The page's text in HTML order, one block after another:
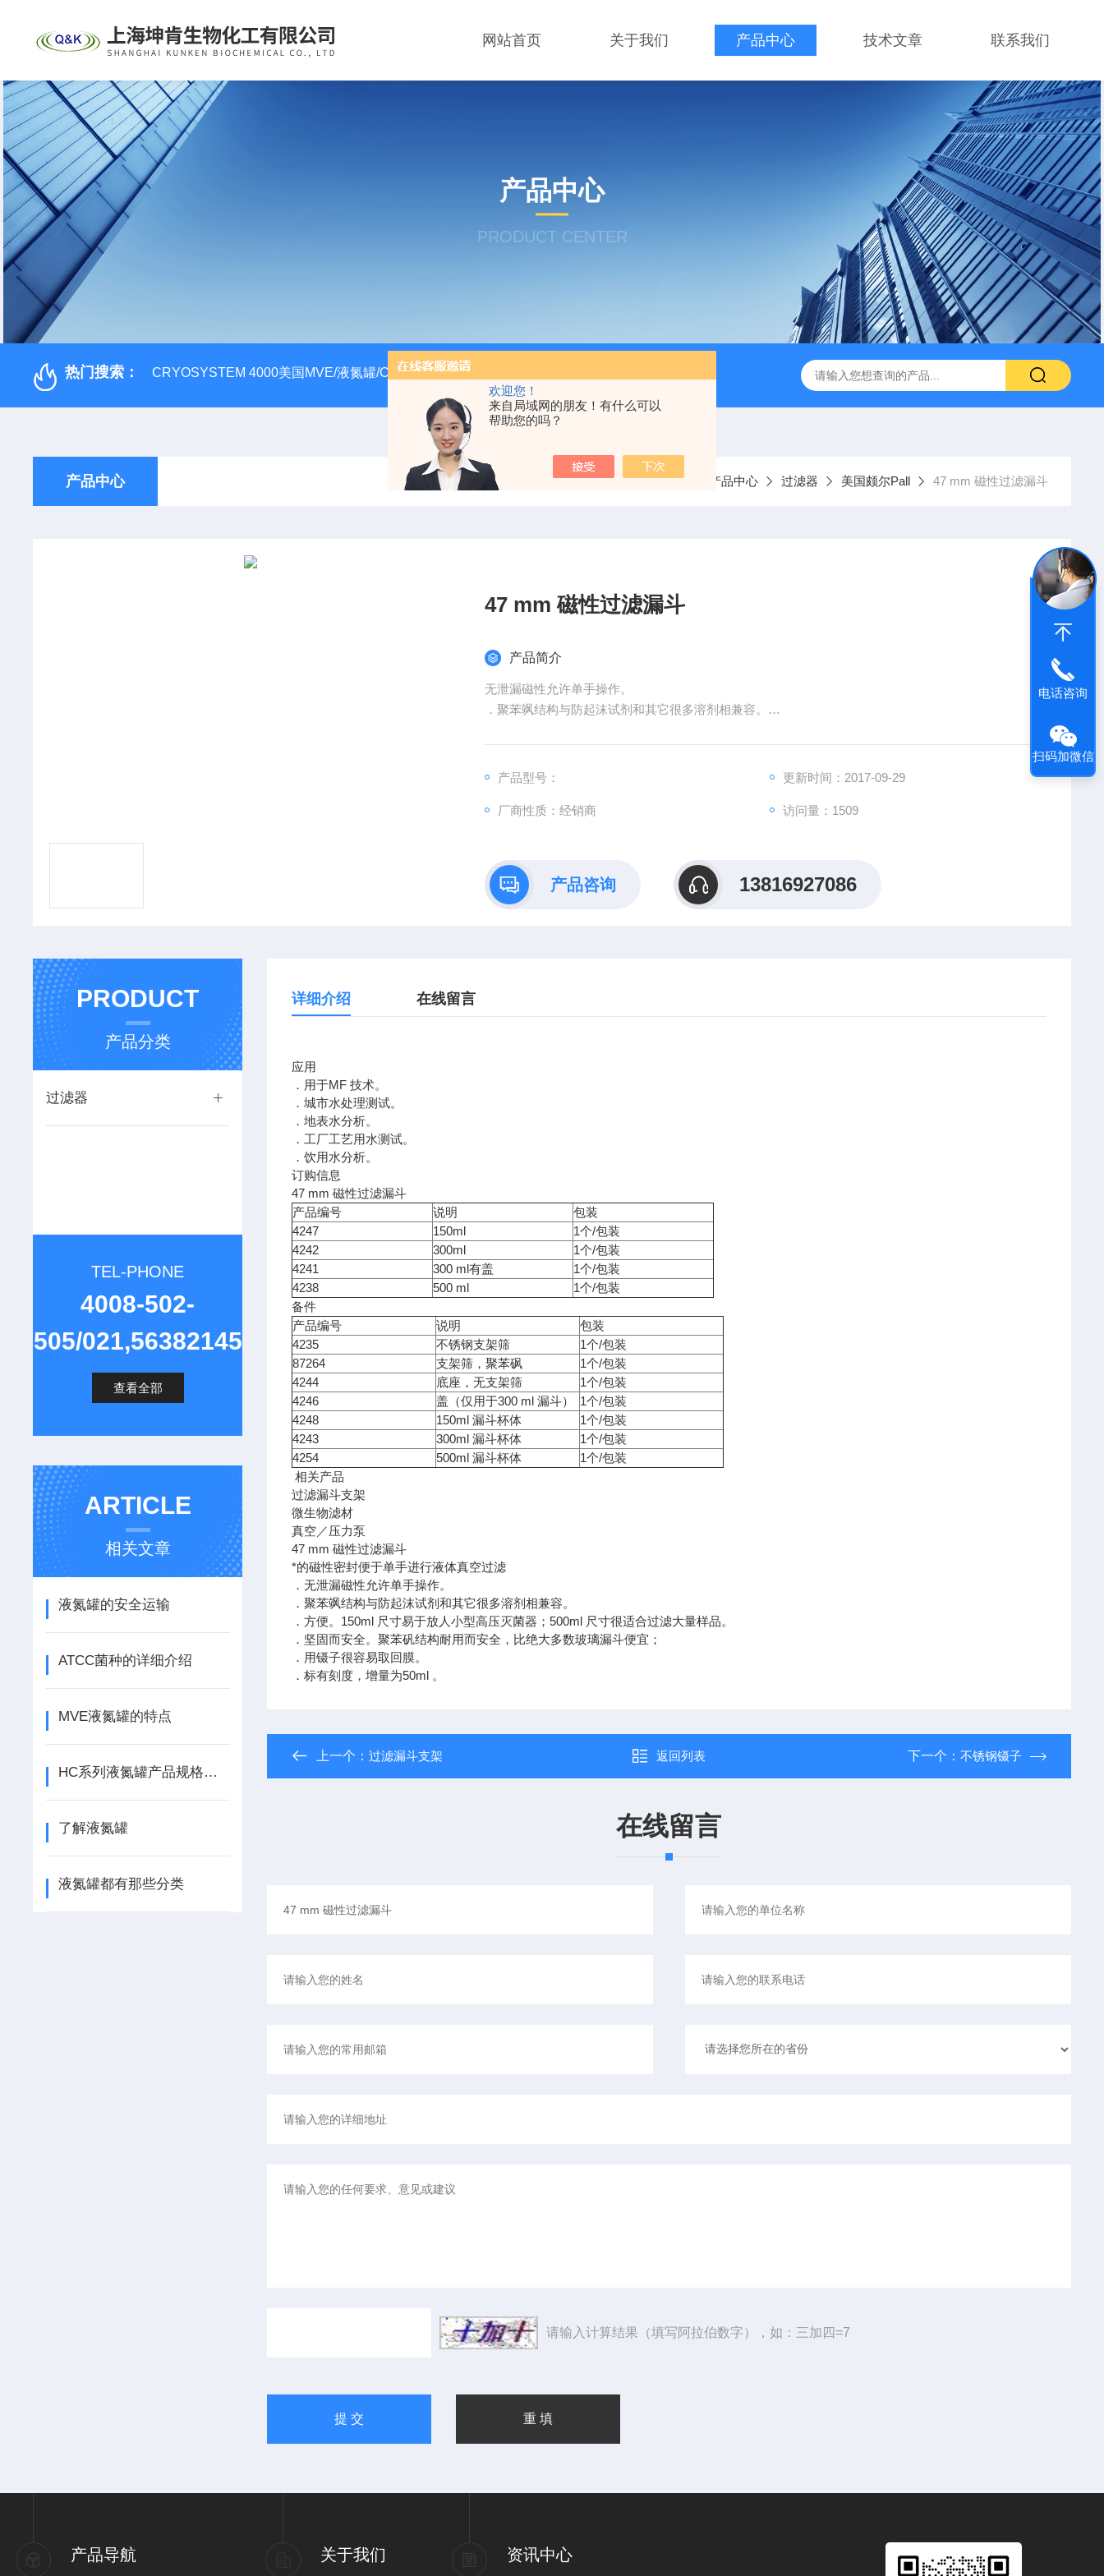
欢迎您！
来自局域网的朋友！有什么可以
帮助您的吗？
网站首页 关于我们 产品中心 技术文章 联系我们
产品中心
PRODUCT CENTER
热门搜索： CRYOSYSTEM 4000美国MVE/液氮罐/CRYOSYSTEM 4000 美国Corning 384孔细胞培养板 安捷伦Agilent色谱柱清单1 产品价格
产品中心 当前位置：首页 产品中心 过滤器 美国颇尔Pall 47 mm 磁性过滤漏斗
47 mm 磁性过滤漏斗
产品简介
无泄漏磁性允许单手操作。
．聚苯飒结构与防起沫试剂和其它很多溶剂相兼容。
产品型号：
更新时间：2017-09-29
厂商性质：经销商 访问量：1509
产品咨询 13816927086
PRODUCT
产品分类
过滤器
TEL-PHONE
4008-502-
505/021,56382145
查看全部
ARTICLE
相关文章
液氮罐的安全运输
ATCC菌种的详细介绍
MVE液氮罐的特点
HC系列液氮罐产品规格及贮存量介绍
了解液氮罐
液氮罐都有那些分类
详细介绍 在线留言
应用
．用于MF 技术。
．城市水处理测试。
．地表水分析。
．工厂工艺用水测试。
．饮用水分析。
订购信息
47 mm 磁性过滤漏斗
产品编号
说明
包装
4247
150ml
1个/包装
4242
300ml
1个/包装
4241
300 ml有盖
1个/包装
4238
500 ml
1个/包装
备件
产品编号
说明
包装
4235
不锈钢支架筛
1个/包装
87264
支架筛，聚苯砜
1个/包装
4244
底座，无支架筛
1个/包装
4246
盖（仅用于300 ml 漏斗）
1个/包装
4248
150ml 漏斗杯体
1个/包装
4243
300ml 漏斗杯体
1个/包装
4254
500ml 漏斗杯体
1个/包装
相关产品
过滤漏斗支架
微生物滤材
真空／压力泵
47 mm 磁性过滤漏斗
*的磁性密封便于单手进行液体真空过滤
．无泄漏磁性允许单手操作。
．聚苯飒结构与防起沫试剂和其它很多溶剂相兼容。
．方便。150ml 尺寸易于放人小型高压灭菌器；500ml 尺寸很适合过滤大量样品。
．坚固而安全。聚苯矾结构耐用而安全，比绝大多数玻璃漏斗便宜；
．用镊子很容易取回膜。
．标有刻度，增量为50ml 。
上一个：过滤漏斗支架 返回列表 下一个： 不锈钢镊子
在线留言
请输入计算结果（填写阿拉伯数字），如：三加四=7
产品导航 关于我们 资讯中心
电话咨询
扫码加微信